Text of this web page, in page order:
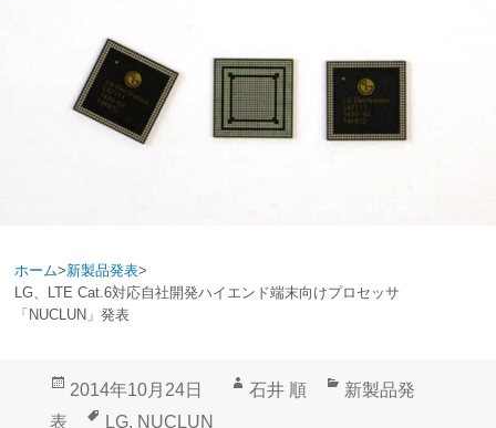
ホーム>新製品発表>
LG、LTE Cat.6対応自社開発ハイエンド端末向けプロセッサ
「NUCLUN」発表
投
2014年10月24日
作
石井 順
カ
新製品発
表
タ
LG, NUCLUN